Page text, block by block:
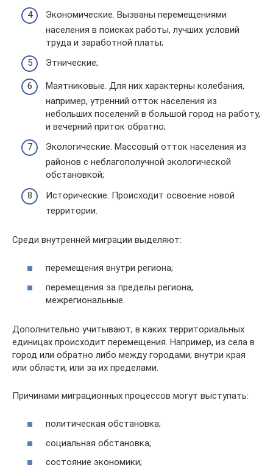
Экономические. Вызваны перемещениями
населения в поисках работы, лучших условий
труда и заработной платы;
Этнические;
Маятниковые. Для них характерны колебания,
например, утренний отток населения из
небольших поселений в большой город на работу,
и вечерний приток обратно;
Экологические. Массовый отток населения из
районов с неблагополучной экологической
обстановкой;
Исторические. Происходит освоение новой
территории.
Среди внутренней миграции выделяют:
перемещения внутри региона;
перемещения за пределы региона,
межрегиональные.
Дополнительно учитывают, в каких территориальных
единицах происходит перемещения. Например, из села в
город или обратно либо между городами; внутри края
или области, или за их пределами.
Причинами миграционных процессов могут выступать:
политическая обстановка;
социальная обстановка;
состояние экономики;